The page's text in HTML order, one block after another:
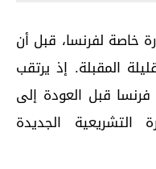
خاصة لفرنسا، قبل أن
المقبلة. إذ يرتقب
قبل العودة إلى
التشريعية الجديدة